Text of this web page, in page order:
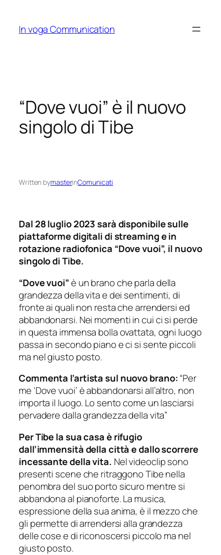
content
In voga Communication
“Dove vuoi” è il nuovo
singolo di Tibe
Written bymasterinComunicati
Dal 28 luglio 2023 sarà disponibile sulle
piattaforme digitali di streaming e in
rotazione radiofonica “Dove vuoi”, il nuovo
singolo di Tibe.
“Dove vuoi”è un brano che parla della
grandezza della vita e dei sentimenti, di
fronte ai quali non resta che arrendersi ed
abbandonarsi. Nei momenti in cui ci si perde
in questa immensa bolla ovattata, ogni luogo
passa in secondo piano e ci si sente piccoli
ma nel giusto posto.
Commenta l’artista sul nuovo brano:“Per
me ‘Dove vuoi’ è abbandonarsi all’altro, non
importa il luogo. Lo sento come un lasciarsi
pervadere dalla grandezza della vita”
Per Tibe la sua casa è rifugio
dall’immensità della città e dallo scorrere
incessante della vita. Nel videoclip sono
presenti scene che ritraggono Tibe nella
penombra del suo porto sicuro mentre si
abbandona al pianoforte. La musica,
espressione della sua anima, è il mezzo che
gli permette di arrendersi alla grandezza
delle cose e di riconoscersi piccolo ma nel
giusto posto.